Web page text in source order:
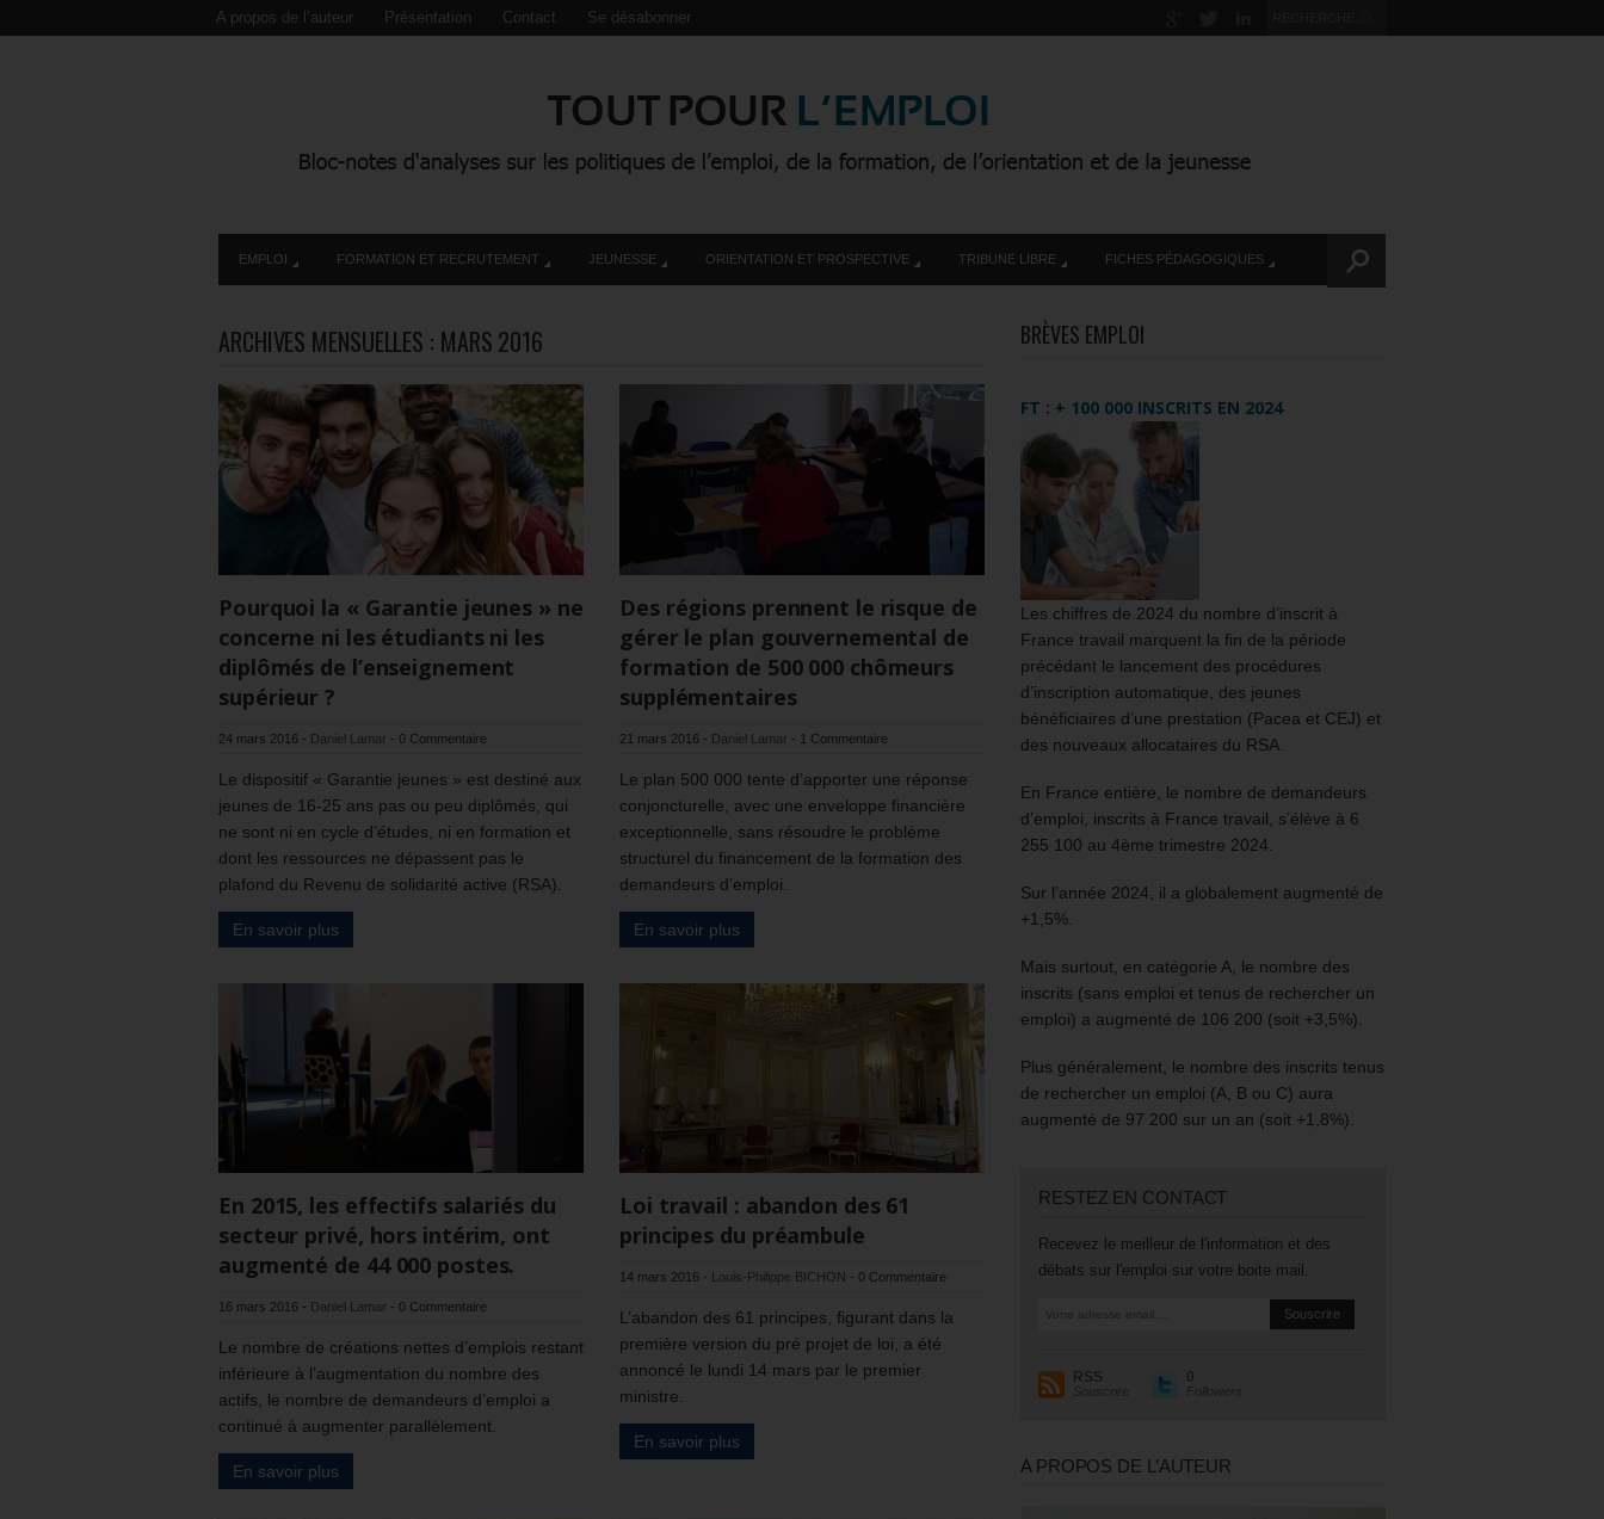
A propos de l’auteur Présentation Contact Se désabonner
EMPLOI FORMATION ET RECRUTEMENT JEUNESSE ORIENTATION ET PROSPECTIVE TRIBUNE LIBRE FICHES PÉDAGOGIQUES
ARCHIVES MENSUELLES : MARS 2016
Pourquoi la « Garantie jeunes » ne
concerne ni les étudiants ni les
diplômés de l’enseignement
supérieur ?
24 mars 2016 - Daniel Lamar - 0 Commentaire
Le dispositif « Garantie jeunes » est destiné aux
jeunes de 16-25 ans pas ou peu diplômés, qui
ne sont ni en cycle d’études, ni en formation et
dont les ressources ne dépassent pas le
plafond du Revenu de solidarité active (RSA).
En savoir plus
Des régions prennent le risque de
gérer le plan gouvernemental de
formation de 500 000 chômeurs
supplémentaires
21 mars 2016 - Daniel Lamar - 1 Commentaire
Le plan 500 000 tente d’apporter une réponse
conjoncturelle, avec une enveloppe financière
exceptionnelle, sans résoudre le problème
structurel du financement de la formation des
demandeurs d’emploi.
En savoir plus
En 2015, les effectifs salariés du
secteur privé, hors intérim, ont
augmenté de 44 000 postes.
16 mars 2016 - Daniel Lamar - 0 Commentaire
Le nombre de créations nettes d’emplois restant
inférieure à l’augmentation du nombre des
actifs, le nombre de demandeurs d’emploi a
continué à augmenter parallèlement.
En savoir plus
Loi travail : abandon des 61
principes du préambule
14 mars 2016 - Louis-Philippe BICHON - 0 Commentaire
L’abandon des 61 principes, figurant dans la
première version du pré projet de loi, a été
annoncé le lundi 14 mars par le premier
ministre.
En savoir plus
BRÈVES EMPLOI
FT : + 100 000 INSCRITS EN 2024
Les chiffres de 2024 du nombre d’inscrit à
France travail marquent la fin de la période
précédant le lancement des procédures
d’inscription automatique, des jeunes
bénéficiaires d’une prestation (Pacea et CEJ) et
des nouveaux allocataires du RSA.
En France entière, le nombre de demandeurs
d’emploi, inscrits à France travail, s’élève à 6
255 100 au 4ème trimestre 2024.
Sur l’année 2024, il a globalement augmenté de
+1,5%.
Mais surtout, en catégorie A, le nombre des
inscrits (sans emploi et tenus de rechercher un
emploi) a augmenté de 106 200 (soit +3,5%).
Plus généralement, le nombre des inscrits tenus
de rechercher un emploi (A, B ou C) aura
augmenté de 97 200 sur un an (soit +1,8%).
RESTEZ EN CONTACT
Recevez le meilleur de l'information et des
débats sur l'emploi sur votre boite mail.
RSS
Souscrire
0
Followers
A PROPOS DE L’AUTEUR